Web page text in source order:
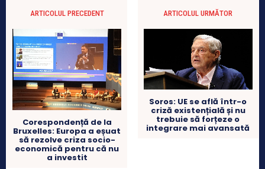
ARTICOLUL PRECEDENT
Corespondență de la
Bruxelles: Europa a eșuat
să rezolve criza socio-
economică pentru că nu
a investit
ARTICOLUL URMĂTOR
Soros: UE se află într-o
criză existențială și nu
trebuie să forțeze o
integrare mai avansată